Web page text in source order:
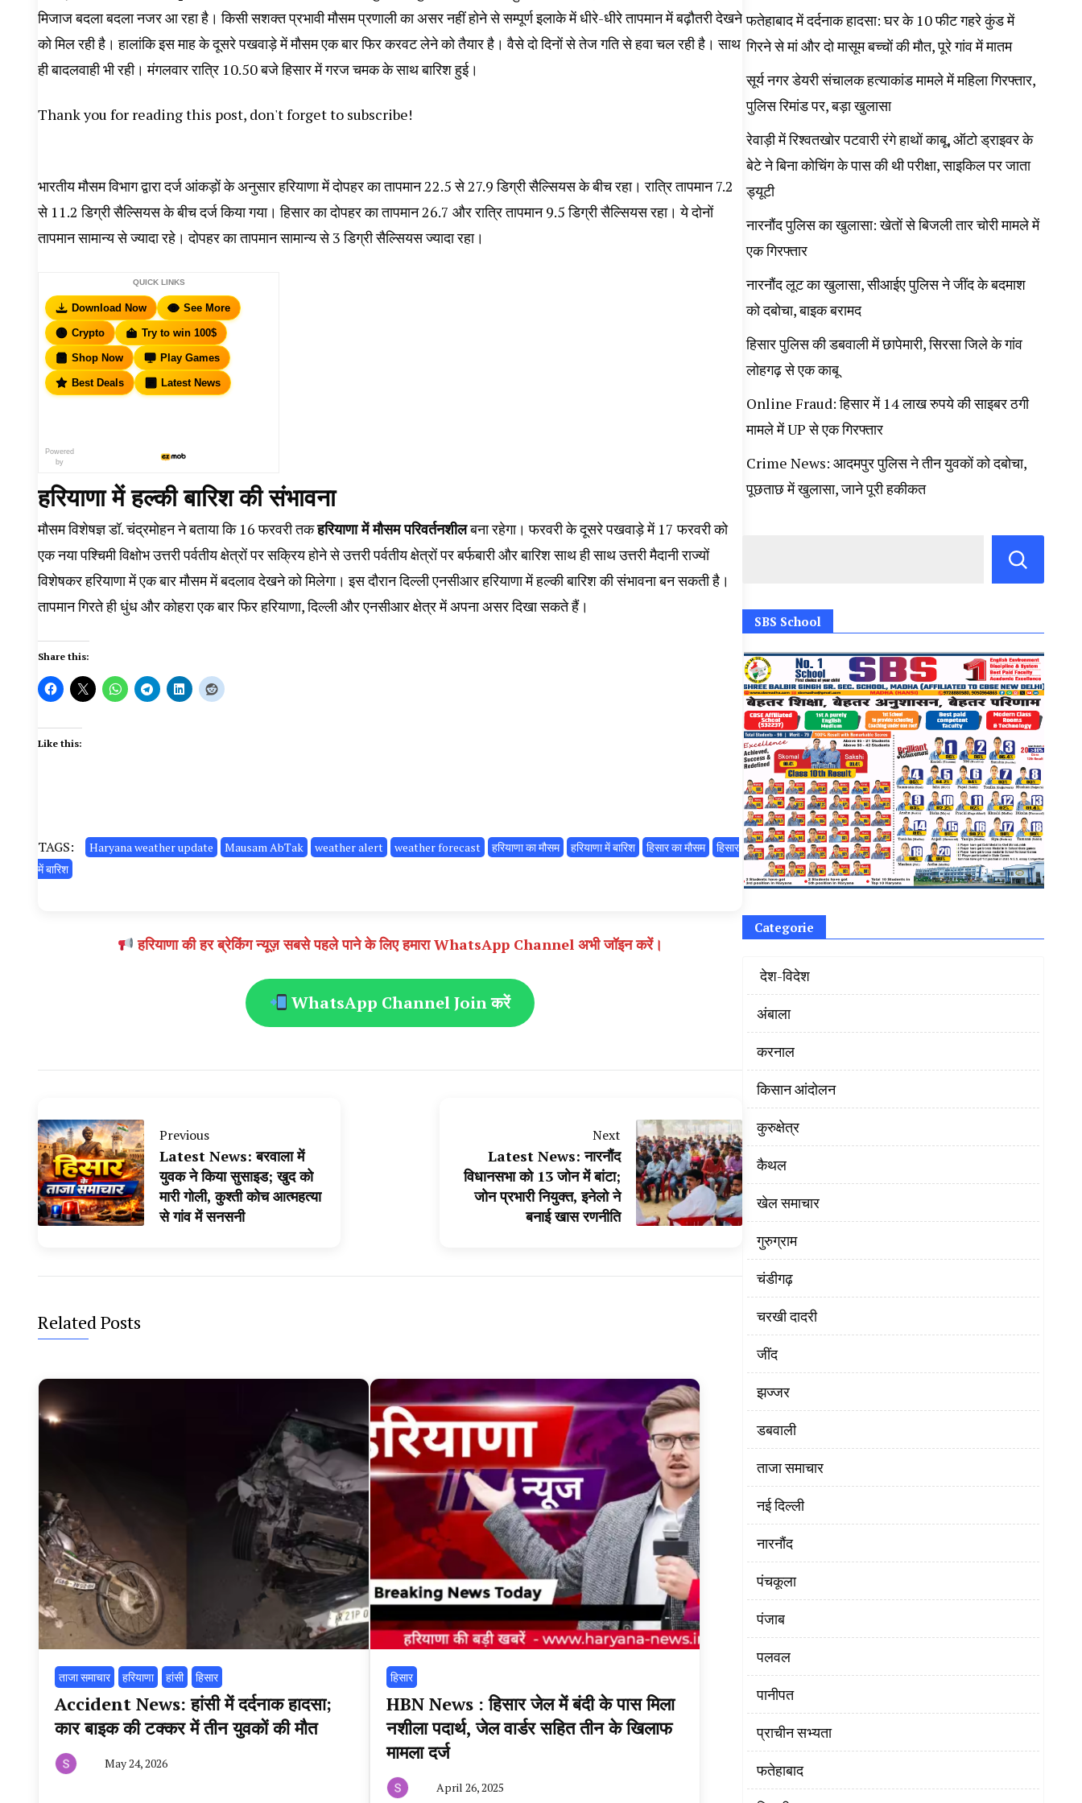
मिजाज बदला बदला नजर आ रहा है। किसी सशक्त प्रभावी मौसम प्रणाली का असर नहीं होने से सम्पूर्ण इलाके में धीरे-धीरे तापमान में बढ़ौतरी देखने
को मिल रही है। हालांकि इस माह के दूसरे पखवाड़े में मौसम एक बार फिर करवट लेने को तैयार है। वैसे दो दिनों से तेज गति से हवा चल रही है। साथ
ही बादलवाही भी रही। मंगलवार रात्रि 10.50 बजे हिसार में गरज चमक के साथ बारिश हुई।
Thank you for reading this post, don't forget to subscribe!
भारतीय मौसम विभाग द्वारा दर्ज आंकड़ों के अनुसार हरियाणा में दोपहर का तापमान 22.5 से 27.9 डिग्री सैल्सियस के बीच रहा। रात्रि तापमान 7.2
से 11.2 डिग्री सैल्सियस के बीच दर्ज किया गया। हिसार का दोपहर का तापमान 26.7 और रात्रि तापमान 9.5 डिग्री सैल्सियस रहा। ये दोनों
तापमान सामान्य से ज्यादा रहे। दोपहर का तापमान सामान्य से 3 डिग्री सैल्सियस ज्यादा रहा।
QUICK LINKS
Download Now See More
Crypto Try to win 100$
Shop Now Play Games
Best Deals Latest News
Powered
by
हरियाणा में हल्की बारिश की संभावना
मौसम विशेषज्ञ डॉ. चंद्रमोहन ने बताया कि 16 फरवरी तकहरियाणा में मौसम परिवर्तनशीलबना रहेगा। फरवरी के दूसरे पखवाड़े में 17 फरवरी को
एक नया पश्चिमी विक्षोभ उत्तरी पर्वतीय क्षेत्रों पर सक्रिय होने से उत्तरी पर्वतीय क्षेत्रों पर बर्फबारी और बारिश साथ ही साथ उत्तरी मैदानी राज्यों
विशेषकर हरियाणा में एक बार मौसम में बदलाव देखने को मिलेगा। इस दौरान दिल्ली एनसीआर हरियाणा में हल्की बारिश की संभावना बन सकती है।
तापमान गिरते ही धुंध और कोहरा एक बार फिर हरियाणा, दिल्ली और एनसीआर क्षेत्र में अपना असर दिखा सकते हैं।
Share this:
Like this:
TAGS: Haryana weather update Mausam AbTak weather alert weather forecast हरियाणा का मौसम हरियाणा में बारिश हिसार का मौसम
हिसार
में बारिश
हरियाणा की हर ब्रेकिंग न्यूज़ सबसे पहले पाने के लिए हमारा WhatsApp Channel अभी जॉइन करें।
WhatsApp Channel Join करें
Previous
Latest News: बरवाला में
युवक ने किया सुसाइड; खुद को
मारी गोली, कुश्ती कोच आत्महत्या
से गांव में सनसनी
Next
Latest News: नारनौंद
विधानसभा को 13 जोन में बांटा;
जोन प्रभारी नियुक्त, इनेलो ने
बनाई खास रणनीति
Related Posts
ताजा समाचार हरियाणा हांसी हिसार
Accident News: हांसी में दर्दनाक हादसा;
कार बाइक की टक्कर में तीन युवकों की मौत
May 24, 2026
हिसार
HBN News : हिसार जेल में बंदी के पास मिला
नशीला पदार्थ, जेल वार्डर सहित तीन के खिलाफ
मामला दर्ज
April 26, 2025
फतेहाबाद में दर्दनाक हादसा: घर के 10 फीट गहरे कुंड में
गिरने से मां और दो मासूम बच्चों की मौत, पूरे गांव में मातम
सूर्य नगर डेयरी संचालक हत्याकांड मामले में महिला गिरफ्तार,
पुलिस रिमांड पर, बड़ा खुलासा
रेवाड़ी में रिश्वतखोर पटवारी रंगे हाथों काबू, ऑटो ड्राइवर के
बेटे ने बिना कोचिंग के पास की थी परीक्षा, साइकिल पर जाता
ड्यूटी
नारनौंद पुलिस का खुलासा: खेतों से बिजली तार चोरी मामले में
एक गिरफ्तार
नारनौंद लूट का खुलासा, सीआईए पुलिस ने जींद के बदमाश
को दबोचा, बाइक बरामद
हिसार पुलिस की डबवाली में छापेमारी, सिरसा जिले के गांव
लोहगढ़ से एक काबू
Online Fraud: हिसार में 14 लाख रुपये की साइबर ठगी
मामले में UP से एक गिरफ्तार
Crime News: आदमपुर पुलिस ने तीन युवकों को दबोचा,
पूछताछ में खुलासा, जाने पूरी हकीकत
SBS School
Categorie
‌ देश-विदेश
अंबाला
करनाल
किसान आंदोलन
कुरुक्षेत्र
कैथल
खेल समाचार
गुरुग्राम
चंडीगढ़
चरखी दादरी
‌जींद
झज्जर
डबवाली
ताजा समाचार
नई दिल्ली
नारनौंद
पंचकूला
पंजाब
पलवल
पानीपत
प्राचीन सभ्यता
फतेहाबाद